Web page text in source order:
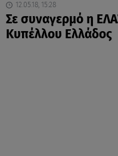
12.05.18, 15:28
Σε συναγερμό η
Κυπέλλου Ελλάδος